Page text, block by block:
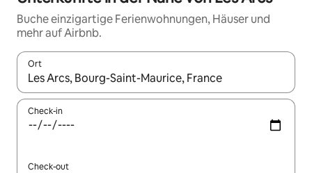
Buche einzigartige Ferienwohnungen, Häuser und
mehr auf Airbnb.
Ort
Wenn Ergebnisse verfügbar sind, navigiere mit den
Check-in
Check-out